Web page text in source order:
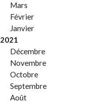
Mars
Février
Janvier
2021
Décembre
Novembre
Octobre
Septembre
Août